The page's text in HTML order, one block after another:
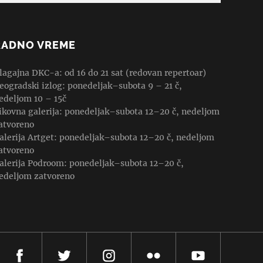
VREME
DKC-a: od 16 do 21 sat (redovan repertoar)
izlog: ponedeljak–subota 9 – 21 č,
10 – 15č
galerija: ponedeljak–subota 12–20 č, nedeljom
Artget: ponedeljak–subota 12–20 č, nedeljom
Podroom: ponedeljak–subota 12–20 č,
zatvoreno